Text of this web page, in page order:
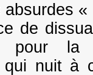
de
pour la
qui nuit à